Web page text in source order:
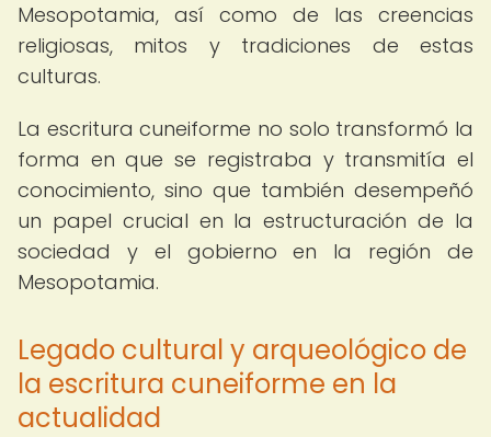
Mesopotamia, así como de las creencias
religiosas, mitos y tradiciones de estas
culturas.
La escritura cuneiforme no solo transformó la
forma en que se registraba y transmitía el
conocimiento, sino que también desempeñó
un papel crucial en la estructuración de la
sociedad y el gobierno en la región de
Mesopotamia.
Legado cultural y arqueológico de
la escritura cuneiforme en la
actualidad